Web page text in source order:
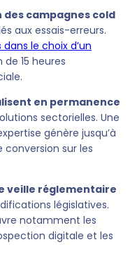
des campagnes cold
aux essais-erreurs.
le choix d’un
15 heures
en permanence
sectorielles. Une
génère jusqu’à
conversion sur les
veille réglementaire
législatives.
notamment les
digitale et les